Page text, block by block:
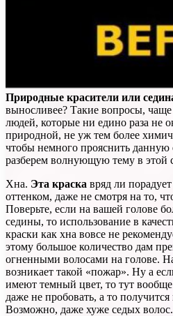
Природные красители или
выносливее? Такие вопросы,
людей, которые ни едино раза не
природной, не уж тем более
чтобы немного прояснить
разберем волнующую тему в этой
Хна. Эта краска вряд ли
оттенком, даже не смотря на то,
Поверьте, если на вашей голове
седины, то использование в
краски как хна вовсе не
этому большое количество дам
огненными волосами на голове.
возникает такой «пожар». Ну а
имеют темный цвет, то тут
даже не пробовать, а то
Возможно, даже хуже седых волос.